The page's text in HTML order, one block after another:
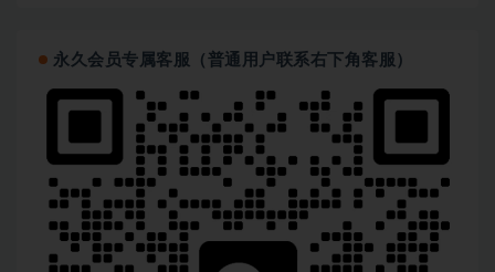
永久会员专属客服（普通用户联系右下角客服）